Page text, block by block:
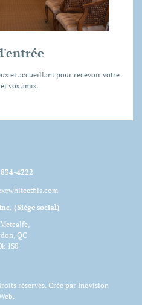
et accueillant pour recevoir votre
vos amis.
4222
(Siège social)
QC
1S0
réservés. Créé par Inovision
.